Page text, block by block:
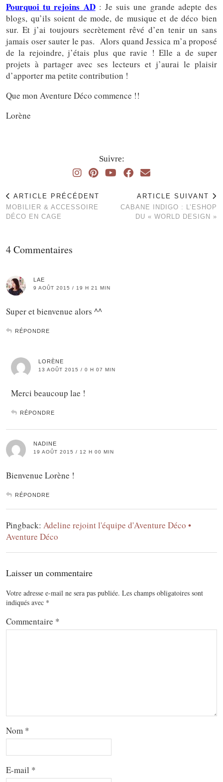
Pourquoi tu rejoins AD: Je suis une grande adepte des
blogs, qu’ils soient de mode, de musique et de déco bien
sur. Et j’ai toujours secrètement rêvé d’en tenir un sans
jamais oser sauter le pas. Alors quand Jessica m’a proposé
de la rejoindre, j’étais plus que ravie ! Elle a de super
projets à partager avec ses lecteurs et j’aurai le plaisir
d’apporter ma petite contribution !
Que mon Aventure Déco commence !!
Lorène
Suivre:
ARTICLE PRÉCÉDENT
MOBILIER & ACCESSOIRE
DÉCO EN CAGE
ARTICLE SUIVANT
CABANE INDIGO : L’ESHOP
DU « WORLD DESIGN »
4 Commentaires
LAE
9 AOÛT 2015 / 19 H 21 MIN
Super et bienvenue alors ^^
RÉPONDRE
LORÈNE
13 AOÛT 2015 / 0 H 07 MIN
Merci beaucoup lae !
RÉPONDRE
NADINE
19 AOÛT 2015 / 12 H 00 MIN
Bienvenue Lorène !
RÉPONDRE
Pingback: Adeline rejoint l'équipe d'Aventure Déco •
Aventure Déco
Laisser un commentaire
Votre adresse e-mail ne sera pas publiée. Les champs obligatoires sont
indiqués avec *
Commentaire *
Nom *
E-mail *